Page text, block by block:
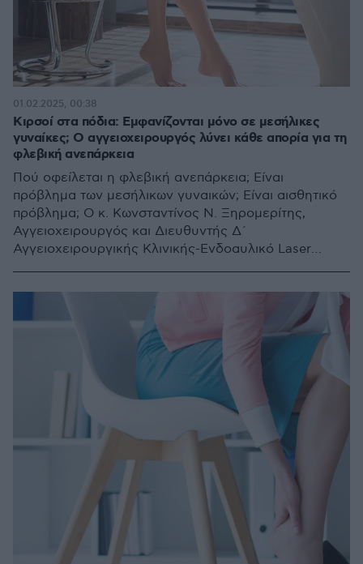
Κιρσοί στα πόδια: Εμφανίζονται μόνο σε μεσήλικες
γυναίκες; Ο αγγειοχειρουργός λύνει κάθε απορία για τη
φλεβική ανεπάρκεια
Πού οφείλεται η φλεβική ανεπάρκεια; Είναι
πρόβλημα των μεσήλικων γυναικών; Είναι αισθητικό
πρόβλημα; O κ. Κωνσταντίνος Ν. Ξηρομερίτης,
Αγγειοχειρουργός και Διευθυντής Δ´
Αγγειοχειρουργικής Κλινικής-Ενδοαυλικό Laser
01.02.2025, 00:38